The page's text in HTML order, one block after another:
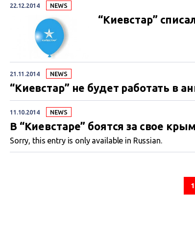
22.12.2014 NEWS
“Киевстар”
21.11.2014 NEWS
“Киевстар” не будет работать в
11.10.2014 NEWS
В “Киевстаре” боятся за свое
Sorry, this entry is only available in Russian.
1